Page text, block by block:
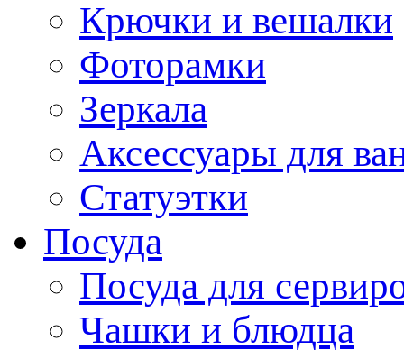
Крючки и вешалки
Фоторамки
Зеркала
Аксессуары для
Статуэтки
Посуда
Посуда для
Чашки и блюдца